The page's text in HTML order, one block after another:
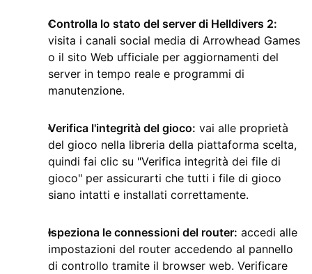
Controlla lo stato del server di Helldivers 2:
visita i canali social media di Arrowhead Games
o il sito Web ufficiale per aggiornamenti del
server in tempo reale e programmi di
manutenzione.
Verifica l'integrità del gioco: vai alle proprietà
del gioco nella libreria della piattaforma scelta,
quindi fai clic su "Verifica integrità dei file di
gioco" per assicurarti che tutti i file di gioco
siano intatti e installati correttamente.
Ispeziona le connessioni del router: accedi alle
impostazioni del router accedendo al pannello
di controllo tramite il browser web. Verificare